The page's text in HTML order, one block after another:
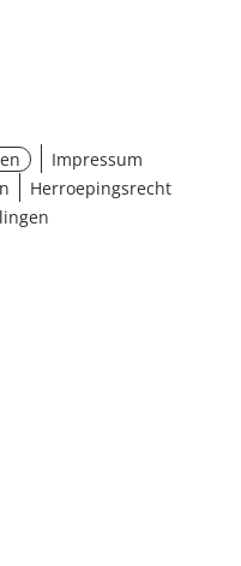
Impressum
Herroepingsrecht